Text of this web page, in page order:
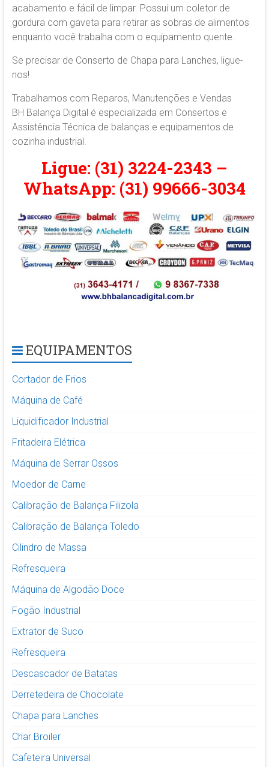
acabamento e fácil de limpar. Possui um coletor de
gordura com gaveta para retirar as sobras de alimentos
enquanto você trabalha com o equipamento quente.
Se precisar de Conserto de Chapa para Lanches, ligue-
nos!
Trabalhamos com Reparos, Manutenções e Vendas
BH Balança Digital é especializada em Consertos e
Assistência Técnica de balanças e equipamentos de
cozinha industrial.
Ligue: (31) 3224-2343 –
WhatsApp: (31) 99666-3034
EQUIPAMENTOS
Cortador de Frios
Máquina de Café
Liquidificador Industrial
Fritadeira Elétrica
Máquina de Serrar Ossos
Moedor de Carne
Calibração de Balança Filizola
Calibração de Balança Toledo
Cilindro de Massa
Refresqueira
Máquina de Algodão Doce
Fogão Industrial
Extrator de Suco
Refresqueira
Descascador de Batatas
Derretedeira de Chocolate
Chapa para Lanches
Char Broiler
Cafeteira Universal